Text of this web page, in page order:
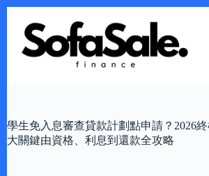
content
學生免入息審查貸款計劃點申請？2026
大關鍵由資格、利息到還款全攻略